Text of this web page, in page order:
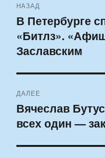
по
записям
НАЗАД
Предыдущая
запись:
В Петербурге
«Битлз».
Заславским
ДАЛЕЕ
Следующая
запись:
Вячеслав
всех один —